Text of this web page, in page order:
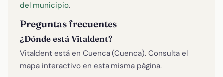
del municipio.
Preguntas frecuentes
¿Dónde está Vitaldent?
Vitaldent está en Cuenca (Cuenca). Consulta el
mapa interactivo en esta misma página.